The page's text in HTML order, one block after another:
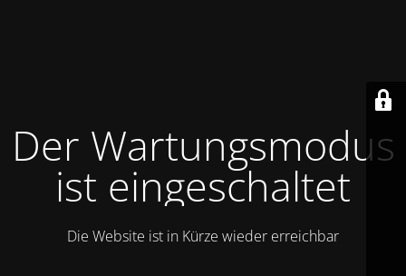
Der Wartungsmodus
ist eingeschaltet
Die Website ist in Kürze wieder erreichbar